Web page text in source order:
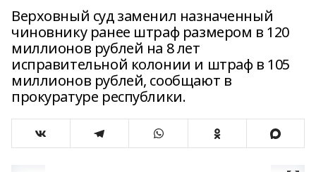
Верховный суд заменил назначенный
чиновнику ранее штраф размером в 120
миллионов рублей на 8 лет
исправительной колонии и штраф в 105
миллионов рублей, сообщают в
прокуратуре республики.